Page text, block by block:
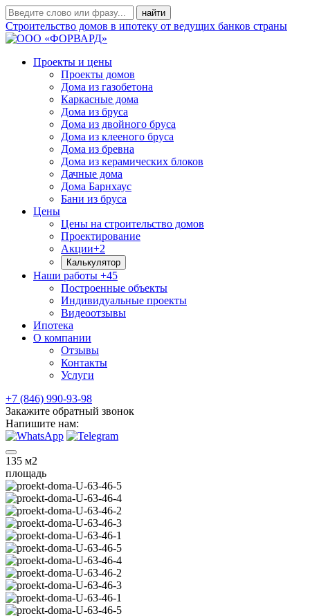
Строительство домов в ипотеку от ведущих банков страны
Проекты и цены
Проекты домов
Дома из газобетона
Каркасные дома
Дома из бруса
Дома из двойного бруса
Дома из клееного бруса
Дома из бревна
Дома из керамических блоков
Дачные дома
Дома Барнхаус
Бани из бруса
Цены
Цены на строительство домов
Проектирование
Акции+2
Калькулятор
Наши работы +45
Построенные объекты
Индивидуальные проекты
Видеоотзывы
Ипотека
О компании
Отзывы
Контакты
Услуги
+7 (846) 990-93-98
Закажите обратный звонок
Напишите нам:
135 м2
площадь